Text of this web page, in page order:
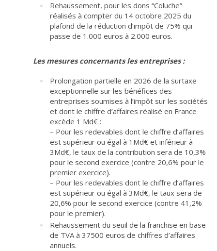
Rehaussement, pour les dons “Coluche”
réalisés à compter du 14 octobre 2025 du
plafond de la réduction d’impôt de 75% qui
passe de 1.000 euros à 2.000 euros.
Les mesures concernants les entreprises :
Prolongation partielle en 2026 de la surtaxe
exceptionnelle sur les bénéfices des
entreprises soumises à l’impôt sur les sociétés
et dont le chiffre d’affaires réalisé en France
excède 1 Md€ :
– Pour les redevables dont le chiffre d’affaires
est supérieur ou égal à 1Md€ et inférieur à
3Md€, le taux de la contribution sera de 10,3%
pour le second exercice (contre 20,6% pour le
premier exercice).
– Pour les redevables dont le chiffre d’affaires
est supérieur ou égal à 3Md€, le taux sera de
20,6% pour le second exercice (contre 41,2%
pour le premier).
Rehaussement du seuil de la franchise en base
de TVA à 37500 euros de chiffres d’affaires
annuels.